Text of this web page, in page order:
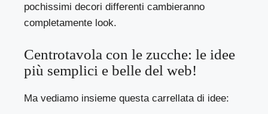
pochissimi decori differenti cambieranno
completamente look.
Centrotavola con le zucche: le idee
più semplici e belle del web!
Ma vediamo insieme questa carrellata di idee: